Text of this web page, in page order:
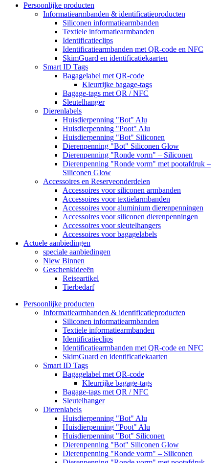
Persoonlijke producten
Informatiearmbanden & identificatieproducten
Siliconen informatiearmbanden
Textiele informatiearmbanden
Identificatieclips
Identificatiearmbanden met QR-code en NFC
SkimGuard en identificatiekaarten
Smart ID Tags
Bagagelabel met QR-code
Kleurrijke bagage-tags
Bagage-tags met QR / NFC
Sleutelhanger
Dierenlabels
Huisdierpenning "Bot" Alu
Huisdierpenning "Poot" Alu
Huisdierpenning "Bot" Siliconen
Dierenpenning "Bot" Siliconen Glow
Dierenpenning "Ronde vorm" – Siliconen
Dierenpenning "Ronde vorm" met pootafdruk –
Siliconen Glow
Accessoires en Reserveonderdelen
Accessoires voor siliconen armbanden
Accessoires voor textielarmbanden
Accessoires voor aluminium dierenpenningen
Accessoires voor siliconen dierenpenningen
Accessoires voor sleutelhangers
Accessoires voor bagagelabels
Actuele aanbiedingen
speciale aanbiedingen
Niew Binnen
Geschenkideeën
Reiseartikel
Tierbedarf
Persoonlijke producten
Informatiearmbanden & identificatieproducten
Siliconen informatiearmbanden
Textiele informatiearmbanden
Identificatieclips
Identificatiearmbanden met QR-code en NFC
SkimGuard en identificatiekaarten
Smart ID Tags
Bagagelabel met QR-code
Kleurrijke bagage-tags
Bagage-tags met QR / NFC
Sleutelhanger
Dierenlabels
Huisdierpenning "Bot" Alu
Huisdierpenning "Poot" Alu
Huisdierpenning "Bot" Siliconen
Dierenpenning "Bot" Siliconen Glow
Dierenpenning "Ronde vorm" – Siliconen